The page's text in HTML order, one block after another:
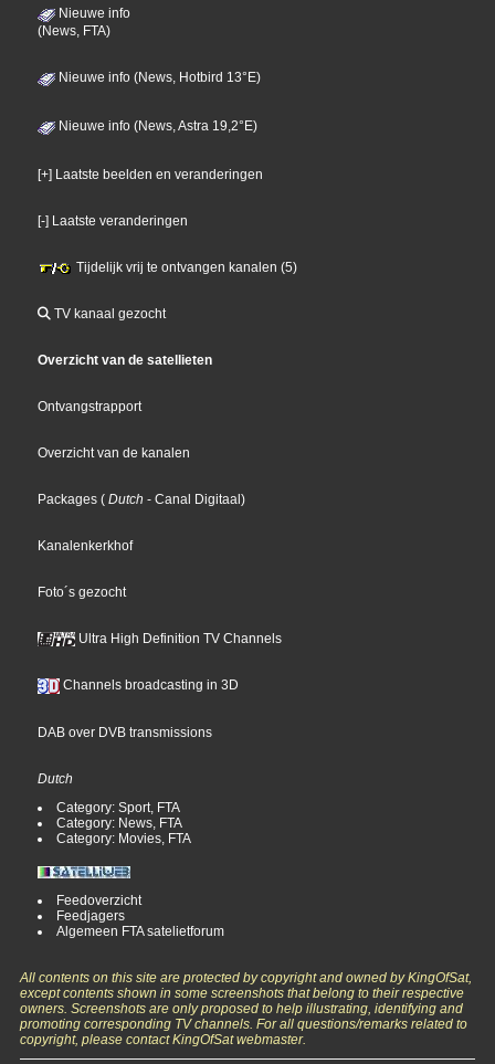
Nieuwe info
(News, FTA)
Nieuwe info (News, Hotbird 13°E)
Nieuwe info (News, Astra 19,2°E)
[+] Laatste beelden en veranderingen
[-] Laatste veranderingen
Tijdelijk vrij te ontvangen kanalen (5)
TV kanaal gezocht
Overzicht van de satellieten
Ontvangstrapport
Overzicht van de kanalen
Packages ( Dutch - Canal Digitaal)
Kanalenkerkhof
Foto´s gezocht
Ultra High Definition TV Channels
Channels broadcasting in 3D
DAB over DVB transmissions
Dutch
Category: Sport, FTA
Category: News, FTA
Category: Movies, FTA
Feedoverzicht
Feedjagers
Algemeen FTA satelietforum
All contents on this site are protected by copyright and owned by KingOfSat,
except contents shown in some screenshots that belong to their respective
owners. Screenshots are only proposed to help illustrating, identifying and
promoting corresponding TV channels. For all questions/remarks related to
copyright, please contact KingOfSat webmaster.